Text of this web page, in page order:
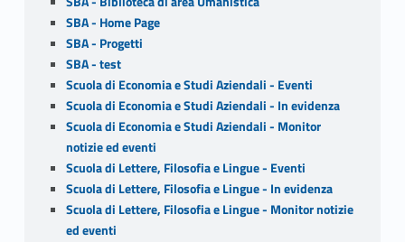
SBA - Home Page
SBA - Progetti
SBA - test
Scuola di Economia e Studi Aziendali - Eventi
Scuola di Economia e Studi Aziendali - In evidenza
Scuola di Economia e Studi Aziendali - Monitor
notizie ed eventi
Scuola di Lettere, Filosofia e Lingue - Eventi
Scuola di Lettere, Filosofia e Lingue - In evidenza
Scuola di Lettere, Filosofia e Lingue - Monitor notizie
ed eventi